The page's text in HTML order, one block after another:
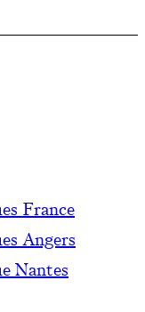
France
Angers
Nantes